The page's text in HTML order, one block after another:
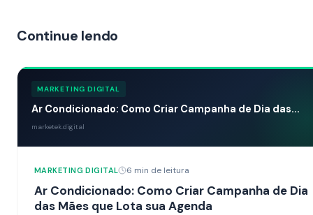
Continue lendo
MARKETING DIGITAL
Ar Condicionado: Como Criar Campanha de Dia das...
marketek.digital
MARKETING DIGITAL 6 min de leitura
Ar Condicionado: Como Criar Campanha de Dia
das Mães que Lota sua Agenda